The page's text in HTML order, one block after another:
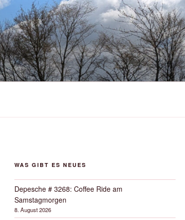
WAS GIBT ES NEUES
Depesche # 3268: Coffee Ride am
Samstagmorgen
8. August 2026